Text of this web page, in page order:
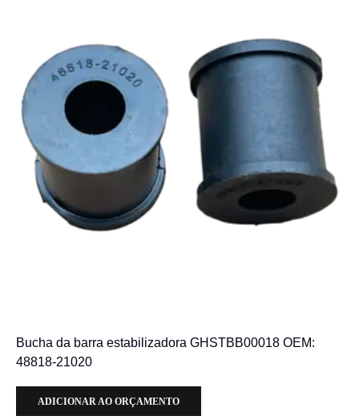
Bucha da barra estabilizadora GHSTBB00018 OEM:
48818-21020
ADICIONAR AO ORÇAMENTO